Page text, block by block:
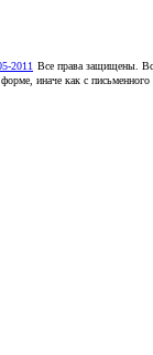
2011 Все права защищены.
иначе как с